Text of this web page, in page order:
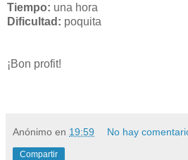
Tiempo: una hora
Dificultad: poquita
¡Bon profit!
Anónimo en 19:59 No hay
Compartir